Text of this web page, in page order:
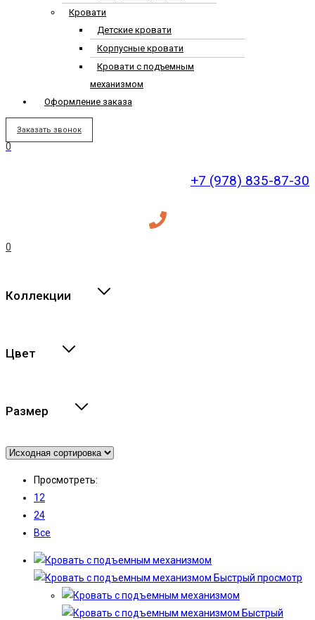
Кровати
Детские кровати
Корпусные кровати
Кровати с подъемным
механизмом
Оформление заказа
Заказать звонок
0
+7 (978) 835-87-30
0
Коллекции
Цвет
Размер
Просмотреть:
12
24
Все
Быстрый просмотр
Быстрый